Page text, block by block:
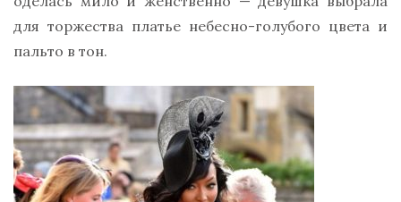
для торжества платье небесно-голубого цвета и
пальто в тон.